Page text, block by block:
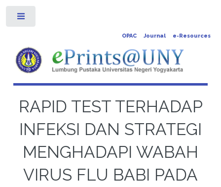
OPAC Journal e-Resources
RAPID TEST TERHADAP
INFEKSI DAN STRATEGI
MENGHADAPI WABAH
VIRUS FLU BABI PADA